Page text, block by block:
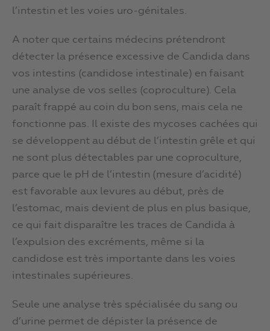
l’intestin et les voies uro-génitales.
A noter que certains médecins prétendront
détecter la présence excessive de Candida dans
vos intestins (candidose intestinale) en faisant
une analyse de vos selles (coproculture). Cela
paraît frappé au coin du bon sens, mais cela ne
fonctionne pas. Il existe des mycoses cachées qui
se développent au début de l’intestin grêle et qui
ne sont plus détectables par une coproculture,
parce que le pH de l’intestin (mesure d’acidité)
est favorable aux levures au début, près de
l’estomac, mais devient de plus en plus basique,
ce qui fait disparaître les traces de Candida à
l’expulsion des excréments, même si la
candidose est très importante dans les voies
intestinales supérieures.
Seule une analyse très spécialisée du sang ou
d’urine permet de dépister la présence de